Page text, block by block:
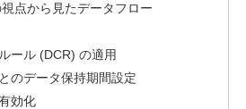
点から見たデータフロー
ール (DCR) の適用
のデータ保持期間設定
効化